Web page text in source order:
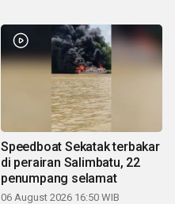
Speedboat Sekatak terbakar
di perairan Salimbatu, 22
penumpang selamat
06 August 2026 16:50 WIB